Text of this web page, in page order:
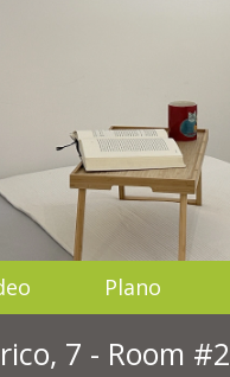
Plano
7 - Room #2